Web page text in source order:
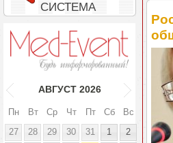
СИСТЕМА
АВГУСТ 2026
Пн Вт Ср Чт Пт Сб
Вс
27
28 29 30 31 1
2